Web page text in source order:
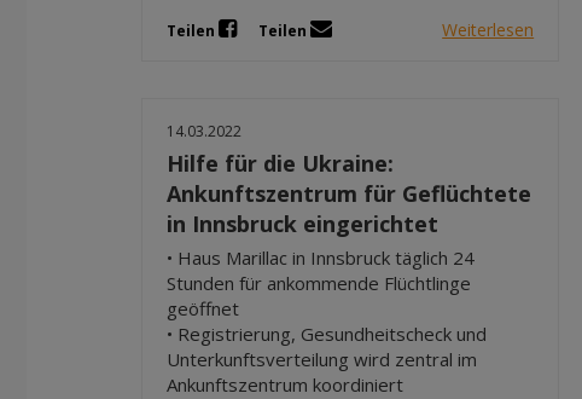
Teilen Teilen Weiterlesen
14.03.2022
Hilfe für die Ukraine:
Ankunftszentrum für Geflüchtete
in Innsbruck eingerichtet
• Haus Marillac in Innsbruck täglich 24
Stunden für ankommende Flüchtlinge
geöffnet
• Registrierung, Gesundheitscheck und
Unterkunftsverteilung wird zentral im
Ankunftszentrum koordiniert